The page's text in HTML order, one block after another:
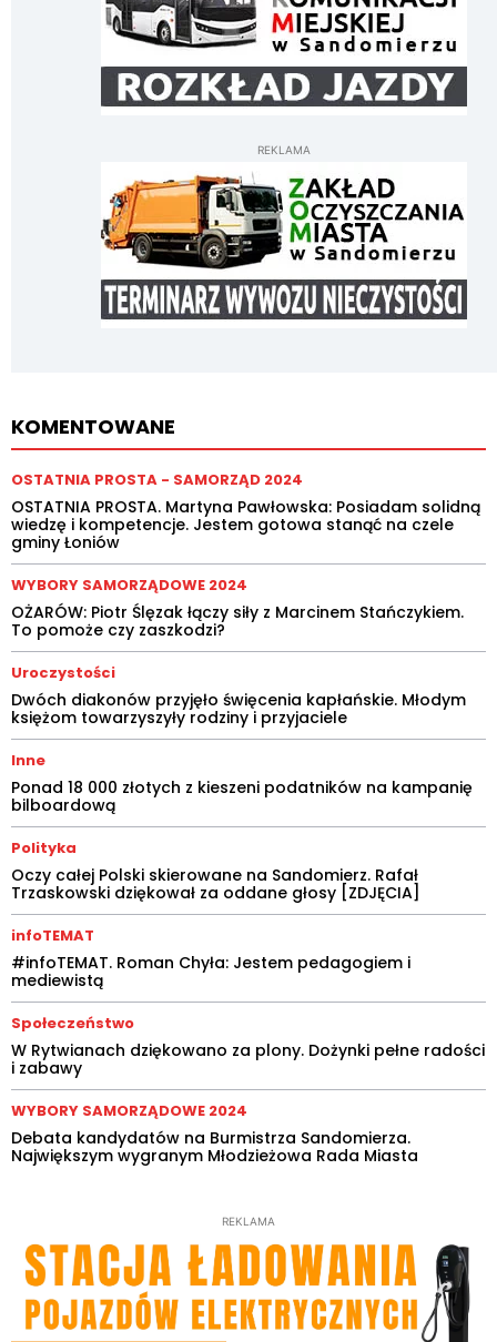
REKLAMA
KOMENTOWANE
OSTATNIA PROSTA - SAMORZĄD 2024
OSTATNIA PROSTA. Martyna Pawłowska: Posiadam solidną
wiedzę i kompetencje. Jestem gotowa stanąć na czele
gminy Łoniów
WYBORY SAMORZĄDOWE 2024
OŻARÓW: Piotr Ślęzak łączy siły z Marcinem Stańczykiem.
To pomoże czy zaszkodzi?
Uroczystości
Dwóch diakonów przyjęło święcenia kapłańskie. Młodym
księżom towarzyszyły rodziny i przyjaciele
Inne
Ponad 18 000 złotych z kieszeni podatników na kampanię
bilboardową
Polityka
Oczy całej Polski skierowane na Sandomierz. Rafał
Trzaskowski dziękował za oddane głosy [ZDJĘCIA]
infoTEMAT
#infoTEMAT. Roman Chyła: Jestem pedagogiem i
mediewistą
Społeczeństwo
W Rytwianach dziękowano za plony. Dożynki pełne radości
i zabawy
WYBORY SAMORZĄDOWE 2024
Debata kandydatów na Burmistrza Sandomierza.
Największym wygranym Młodzieżowa Rada Miasta
REKLAMA